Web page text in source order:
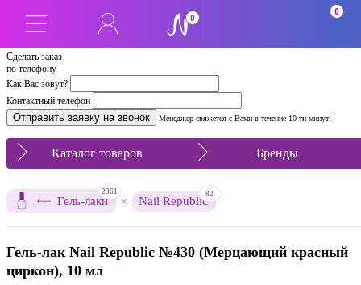
Сделать заказ
по телефону
Как Вас зовут?
Контактный телефон
Менеджер свяжется с Вами в течение 10-ти минут!
0
0
Каталог товаров Бренды
Гель-лаки
2361
× Nail Republic
82
Гель-лак Nail Republic №430 (Мерцающий красный
циркон), 10 мл